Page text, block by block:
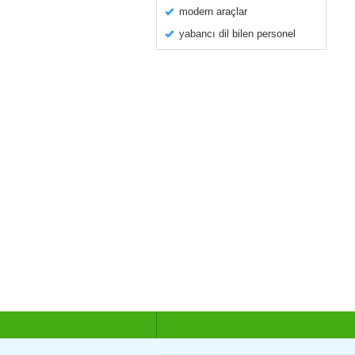
modern araçlar
yabancı dil bilen personel